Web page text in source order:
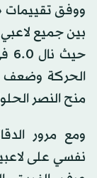
ووفق تقييمات
الحركة وضعف
منح النصر
ومع مرور
نفسي على